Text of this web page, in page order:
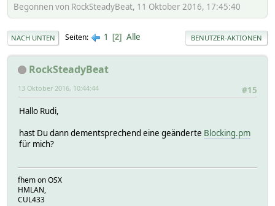
Begonnen von RockSteadyBeat, 11 Oktober 2016, 17:45:40
NACH UNTEN Seiten 1 2 Alle BENUTZER-AKTIONEN
RockSteadyBeat
#15
13 Oktober 2016, 10:44:44
Hallo Rudi,
hast Du dann dementsprechend eine geänderte Blocking.pm
für mich?
fhem on OSX
HMLAN,
CUL433